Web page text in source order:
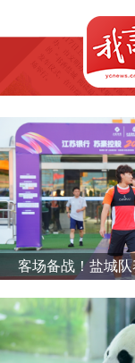
客场备战！盐城队